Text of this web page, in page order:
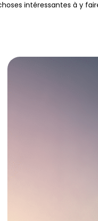
intéressantes à y